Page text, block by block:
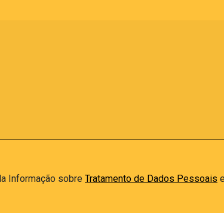
Informação sobre Tratamento de Dados Pessoais